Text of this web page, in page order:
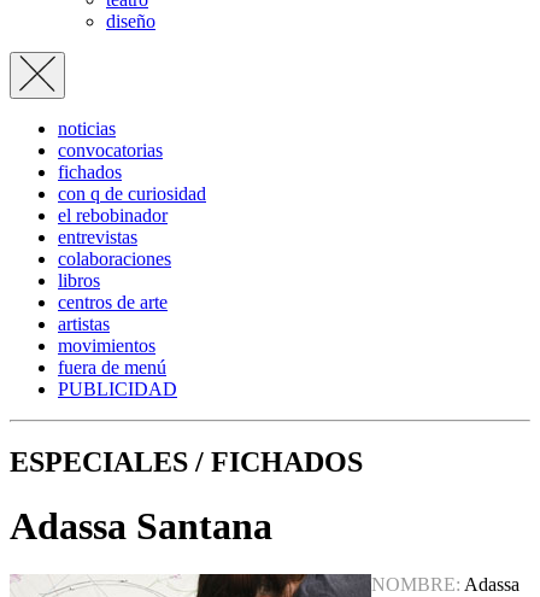
diseño
noticias
convocatorias
fichados
con q de curiosidad
el rebobinador
entrevistas
colaboraciones
libros
centros de arte
artistas
movimientos
fuera de menú
PUBLICIDAD
ESPECIALES / FICHADOS
Adassa Santana
NOMBRE: Adassa